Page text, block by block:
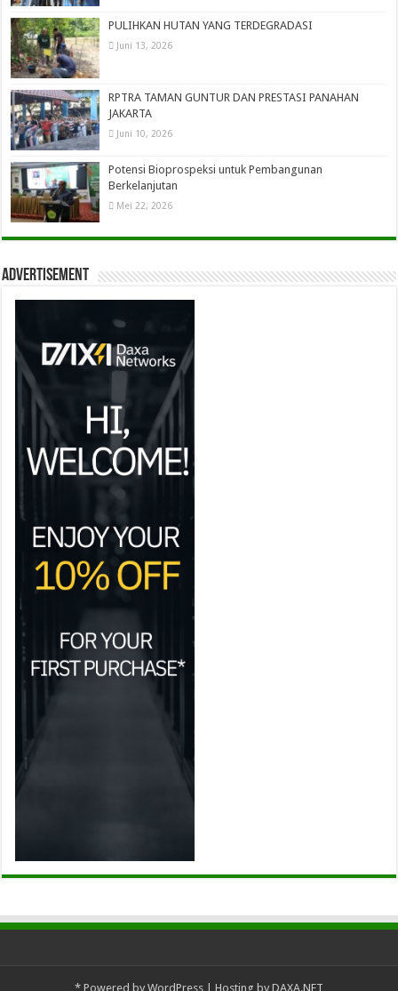
PULIHKAN HUTAN YANG TERDEGRADASI
Juni 13, 2026
RPTRA TAMAN GUNTUR DAN PRESTASI PANAHAN
JAKARTA
Juni 10, 2026
Potensi Bioprospeksi untuk Pembangunan
Berkelanjutan
Mei 22, 2026
Advertisement
* Powered by WordPress | Hosting by DAXA.NET